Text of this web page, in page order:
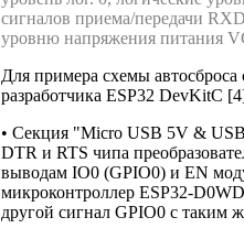
сигналов приема/передачи
уровню напряжения питания
Для примера схемы
разработчика ESP32 DevKitC
• Секция "Micro USB 5V &
DTR и RTS чипа
выводам IO0 (GPIO0) и EN
микроконтроллер ESP32-
другой сигнал GPIO0 с таким